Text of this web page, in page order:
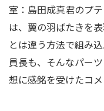
室：島田成真君のプ
は、翼の羽ばたきを
とは違う方法で組み
員長も、そんなパー
想に感銘を受けたコ